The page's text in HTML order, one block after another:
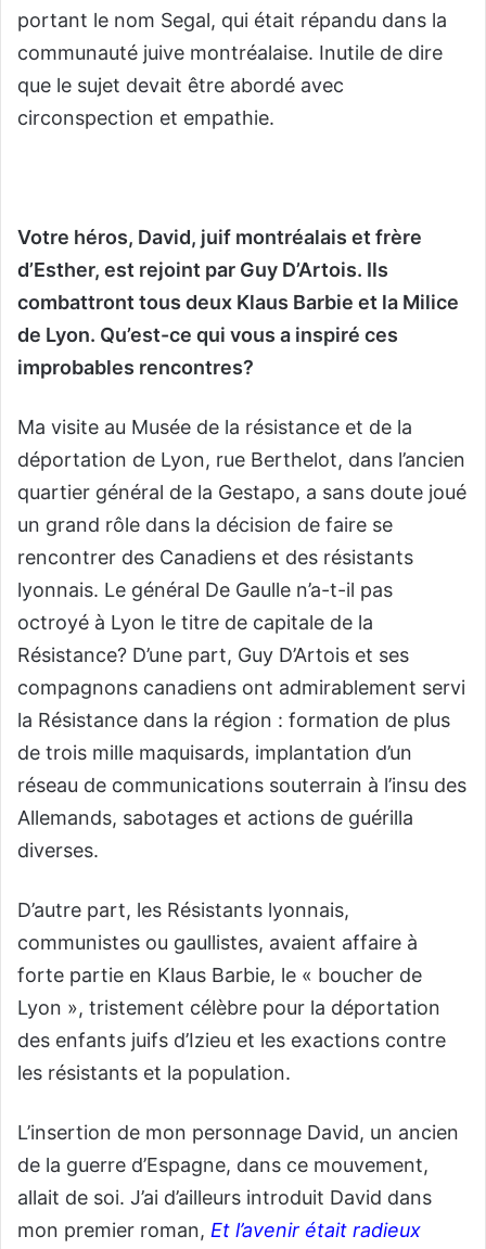
portant le nom Segal, qui était répandu dans la
communauté juive montréalaise. Inutile de dire
que le sujet devait être abordé avec
circonspection et empathie.
Votre héros, David, juif montréalais et frère
d’Esther, est rejoint par Guy D’Artois. Ils
combattront tous deux Klaus Barbie et la Milice
de Lyon. Qu’est-ce qui vous a inspiré ces
improbables rencontres?
Ma visite au Musée de la résistance et de la
déportation de Lyon, rue Berthelot, dans l’ancien
quartier général de la Gestapo, a sans doute joué
un grand rôle dans la décision de faire se
rencontrer des Canadiens et des résistants
lyonnais. Le général De Gaulle n’a-t-il pas
octroyé à Lyon le titre de capitale de la
Résistance? D’une part, Guy D’Artois et ses
compagnons canadiens ont admirablement servi
la Résistance dans la région : formation de plus
de trois mille maquisards, implantation d’un
réseau de communications souterrain à l’insu des
Allemands, sabotages et actions de guérilla
diverses.
D’autre part, les Résistants lyonnais,
communistes ou gaullistes, avaient affaire à
forte partie en Klaus Barbie, le « boucher de
Lyon », tristement célèbre pour la déportation
des enfants juifs d’Izieu et les exactions contre
les résistants et la population.
L’insertion de mon personnage David, un ancien
de la guerre d’Espagne, dans ce mouvement,
allait de soi. J’ai d’ailleurs introduit David dans
mon premier roman, Et l’avenir était radieux